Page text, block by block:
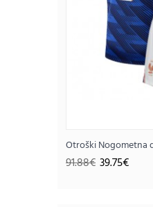
Otroški Nogometna
91.88€ 39.75€